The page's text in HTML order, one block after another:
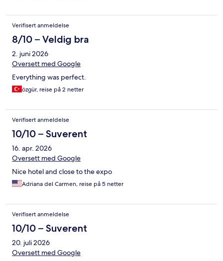
Verifisert anmeldelse
8/10 – Veldig bra
2. juni 2026
Oversett med Google
Everything was perfect.
özgür, reise på 2 netter
Verifisert anmeldelse
10/10 – Suverent
16. apr. 2026
Oversett med Google
Nice hotel and close to the expo
Adriana del Carmen, reise på 5 netter
Verifisert anmeldelse
10/10 – Suverent
20. juli 2026
Oversett med Google